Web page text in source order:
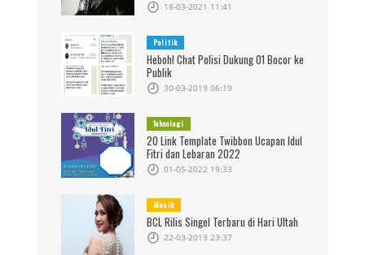
18-03-2021 11:41
Politik
Heboh! Chat Polisi Dukung 01 Bocor ke
Publik
30-03-2019 06:19
Teknologi
20 Link Template Twibbon Ucapan Idul
Fitri dan Lebaran 2022
01-05-2022 19:33
Musik
BCL Rilis Singel Terbaru di Hari Ultah
22-03-2019 23:37